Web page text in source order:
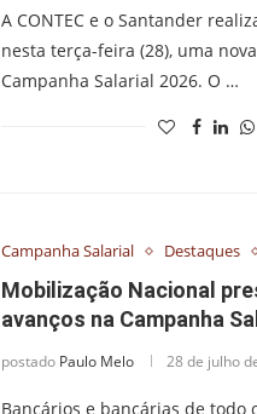
A CONTEC e o Santander
nesta terça-feira (28), uma
Campanha Salarial 2026. O …
Campanha Salarial Destaques
Mobilização Nacional
avanços na Campanha
postado Paulo Melo 28 de julho
Bancários e bancárias de todo